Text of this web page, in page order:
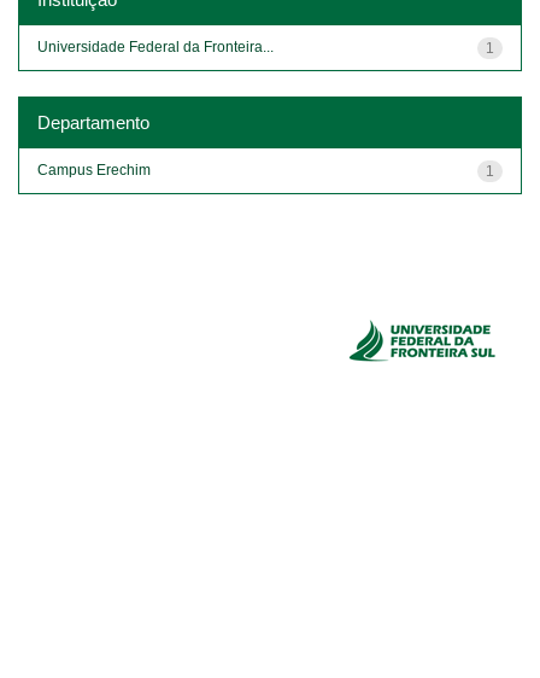
1
Universidade Federal da Fronteira...
Departamento
1
Campus Erechim